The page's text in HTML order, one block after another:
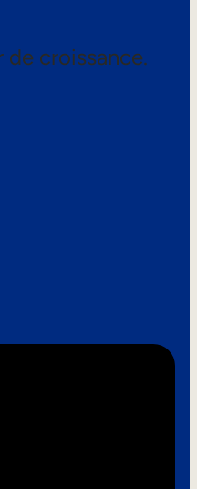
croissance.